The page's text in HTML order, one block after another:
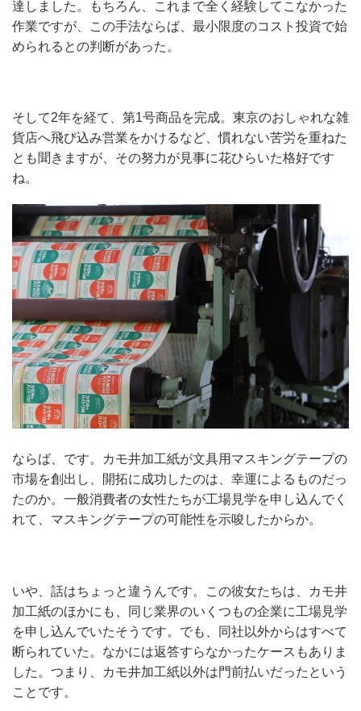
達しました。もちろん、これまで全く経験してこなかった
作業ですが、この手法ならば、最小限度のコスト投資で始
められるとの判断があった。
そして2年を経て、第1号商品を完成。東京のおしゃれな雑
貨店へ飛び込み営業をかけるなど、慣れない苦労を重ねた
とも聞きますが、その努力が見事に花ひらいた格好です
ね。
ならば、です。カモ井加工紙が文具用マスキングテープの
市場を創出し、開拓に成功したのは、幸運によるものだっ
たのか。一般消費者の女性たちが工場見学を申し込んでく
れて、マスキングテープの可能性を示唆したからか。
いや、話はちょっと違うんです。この彼女たちは、カモ井
加工紙のほかにも、同じ業界のいくつもの企業に工場見学
を申し込んでいたそうです。でも、同社以外からはすべて
断られていた。なかには返答すらなかったケースもありま
した。つまり、カモ井加工紙以外は門前払いだったという
ことです。